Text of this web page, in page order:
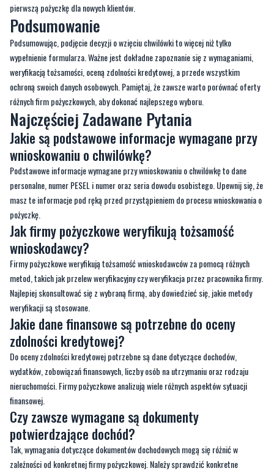
pierwszą pożyczkę dla nowych klientów.
Podsumowanie
Podsumowując, podjęcie decyzji o wzięciu chwilówki to więcej niż tylko
wypełnienie formularza. Ważne jest dokładne zapoznanie się z wymaganiami,
weryfikacją tożsamości, oceną zdolności kredytowej, a przede wszystkim
ochroną swoich danych osobowych. Pamiętaj, że zawsze warto porównać oferty
różnych firm pożyczkowych, aby dokonać najlepszego wyboru.
Najczęściej Zadawane Pytania
Jakie są podstawowe informacje wymagane przy
wnioskowaniu o chwilówkę?
Podstawowe informacje wymagane przy wnioskowaniu o chwilówkę to dane
personalne, numer PESEL i numer oraz seria dowodu osobistego. Upewnij się, że
masz te informacje pod ręką przed przystąpieniem do procesu wnioskowania o
pożyczkę.
Jak firmy pożyczkowe weryfikują tożsamość
wnioskodawcy?
Firmy pożyczkowe weryfikują tożsamość wnioskodawców za pomocą różnych
metod, takich jak przelew weryfikacyjny czy weryfikacja przez pracownika firmy.
Najlepiej skonsultować się z wybraną firmą, aby dowiedzieć się, jakie metody
weryfikacji są stosowane.
Jakie dane finansowe są potrzebne do oceny
zdolności kredytowej?
Do oceny zdolności kredytowej potrzebne są dane dotyczące dochodów,
wydatków, zobowiązań finansowych, liczby osób na utrzymaniu oraz rodzaju
nieruchomości. Firmy pożyczkowe analizują wiele różnych aspektów sytuacji
finansowej.
Czy zawsze wymagane są dokumenty
potwierdzające dochód?
Tak, wymagania dotyczące dokumentów dochodowych mogą się różnić w
zależności od konkretnej firmy pożyczkowej. Należy sprawdzić konkretne